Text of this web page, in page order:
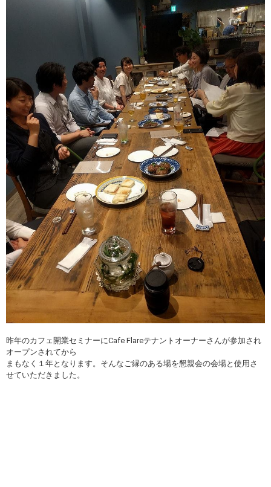
昨年のカフェ開業セミナーにCafe Flareテナントオーナーさんが参加され
オープンされてから
まもなく１年となります。そんなご縁のある場を懇親会の会場と使用さ
せていただきました。